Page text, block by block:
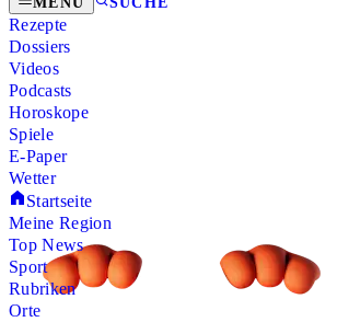
Rezepte
Dossiers
Videos
Podcasts
Horoskope
Spiele
E-Paper
Wetter
Startseite
Meine Region
Top News
Sport
Rubriken
Orte